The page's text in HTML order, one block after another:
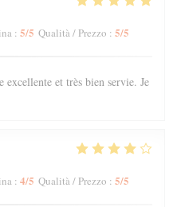
: 5/5 Qualità / Prezzo : 5/5
excellente et très bien servie. Je
: 4/5 Qualità / Prezzo : 5/5